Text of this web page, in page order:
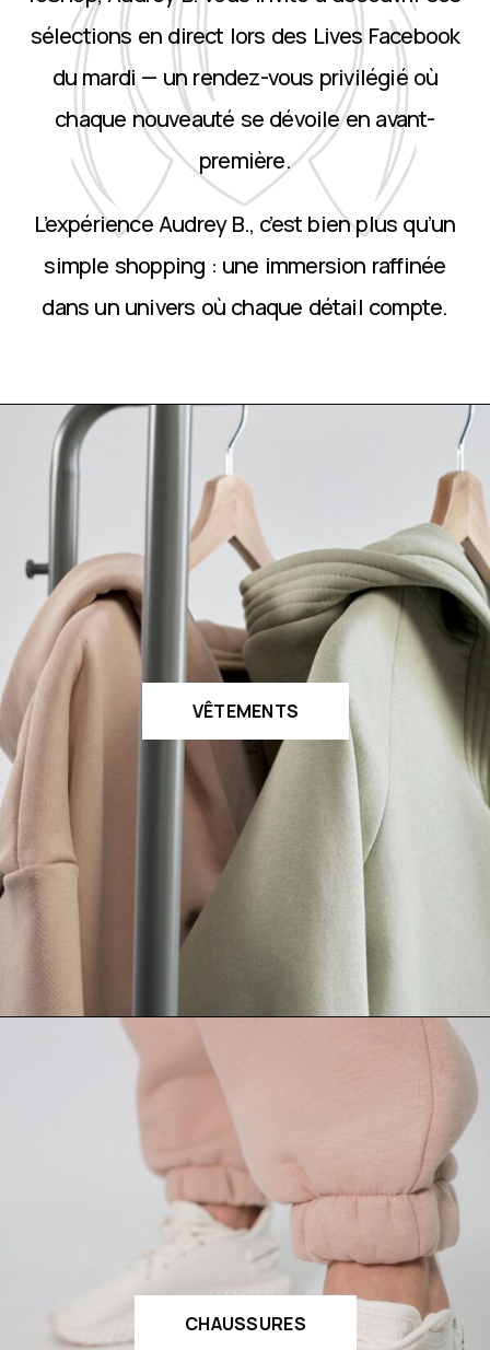
sélections en direct lors des Lives Facebook
du mardi — un rendez-vous privilégié où
chaque nouveauté se dévoile en avant-
première.
L’expérience Audrey B., c’est bien plus qu’un
simple shopping : une immersion raffinée
dans un univers où chaque détail compte.
VÊTEMENTS
CHAUSSURES